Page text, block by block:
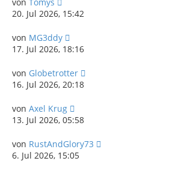
von Tomys
20. Jul 2026, 15:42
von MG3ddy
17. Jul 2026, 18:16
von Globetrotter
16. Jul 2026, 20:18
von Axel Krug
13. Jul 2026, 05:58
von RustAndGlory73
6. Jul 2026, 15:05